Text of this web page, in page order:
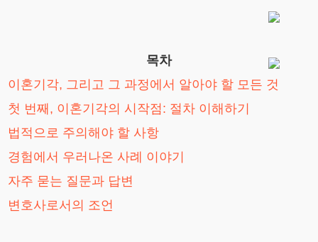
목차
이혼기각, 그리고 그 과정에서 알아야 할 모든 것
첫 번째, 이혼기각의 시작점: 절차 이해하기
법적으로 주의해야 할 사항
경험에서 우러나온 사례 이야기
자주 묻는 질문과 답변
변호사로서의 조언